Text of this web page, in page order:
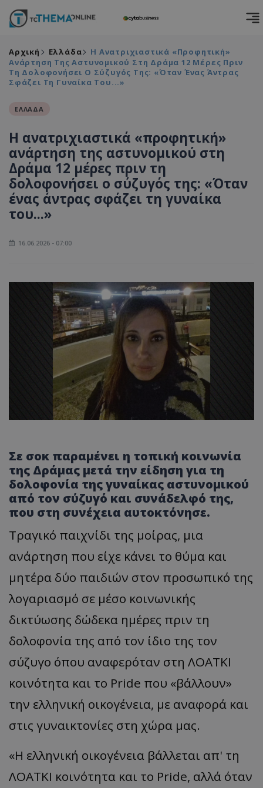
Αρχική Ελλάδα
Η Ανατριχιαστικά «προφητική»
Ανάρτηση Της Αστυνομικού Στη Δράμα 12 Μέρες Πριν
Τη Δολοφονήσει Ο Σύζυγός Της: «Όταν Ένας Άντρας
Σφάζει Τη Γυναίκα Του...»
ΕΛΛΑΔΑ
Η ανατριχιαστικά «προφητική»
ανάρτηση της αστυνομικού στη
Δράμα 12 μέρες πριν τη
δολοφονήσει ο σύζυγός της: «Όταν
ένας άντρας σφάζει τη γυναίκα
του...»
16.06.2026 - 07:00
Σε σοκ παραμένει η τοπική κοινωνία
της Δράμας μετά την είδηση για τη
δολοφονία της γυναίκας αστυνομικού
από τον σύζυγό και συνάδελφό της,
που στη συνέχεια αυτοκτόνησε.
Τραγικό παιχνίδι της μοίρας, μια
ανάρτηση που είχε κάνει το θύμα και
μητέρα δύο παιδιών στον προσωπικό της
λογαριασμό σε μέσο κοινωνικής
δικτύωσης δώδεκα ημέρες πριν τη
δολοφονία της από τον ίδιο της τον
σύζυγο όπου αναφερόταν στη ΛΟΑΤΚΙ
κοινότητα και το Pride που «βάλλουν»
την ελληνική οικογένεια, με αναφορά και
στις γυναικτονίες στη χώρα μας.
«Η ελληνική οικογένεια βάλλεται απ' τη
ΛΟΑΤΚΙ κοινότητα και το Pride, αλλά όταν